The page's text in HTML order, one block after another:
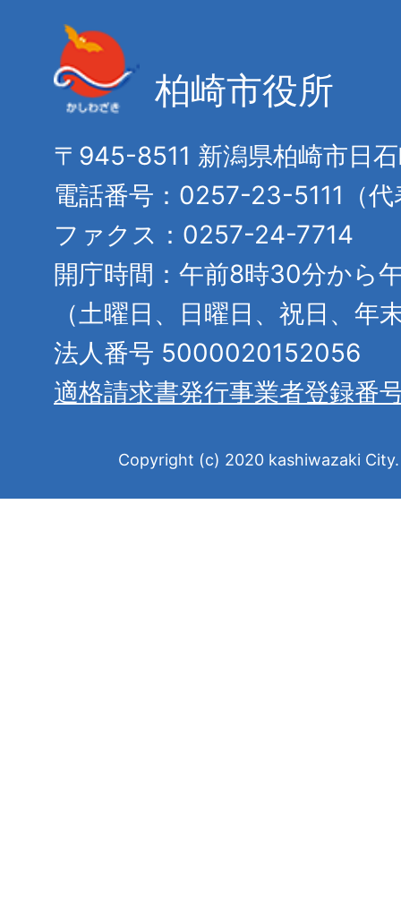
柏崎市役所
〒945-8511 新潟県柏崎市日
電話番号：0257-23-5111（代
ファクス：0257-24-7714
開庁時間：午前8時30分から
（土曜日、日曜日、祝日、年
法人番号 5000020152056
適格請求書発行事業者登録番
Copyright (c) 2020 kashiwazaki